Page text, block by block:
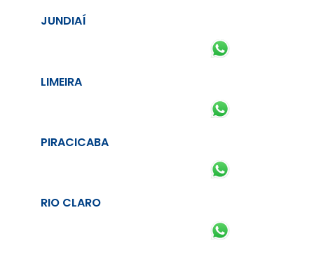
JUNDIAÍ
LIMEIRA
PIRACICABA
RIO CLARO